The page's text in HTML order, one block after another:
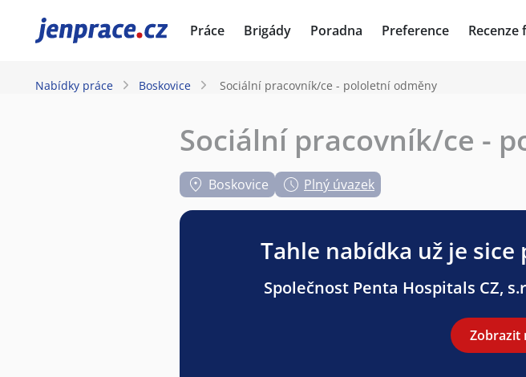
JenPráce.cz Práce Brigády Poradna Preference Recenze
Nabídky práce Boskovice Sociální pracovník/ce - pololetní odměny
Sociální pracovník/ce -
Boskovice Plný úvazek
Tahle nabídka už je
Společnost Penta Hospitals CZ,
Zobrazit